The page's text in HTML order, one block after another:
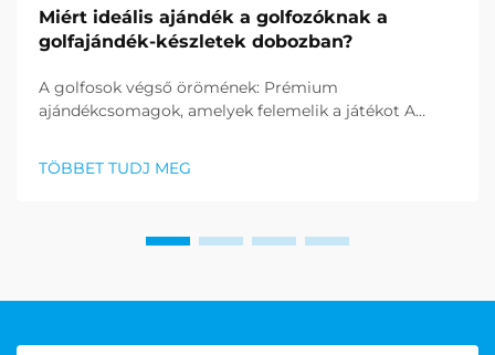
Miért ideális ajándék a golfozóknak a
golfajándék-készletek dobozban?
A golfosok végső örömének: Prémium
ajándékcsomagok, amelyek felemelik a játékot A
számára kihívást jelenthet, de a golf
ajándékcsomagok kiváló megoldásként emelkedtek
TÖBBET TUDJ MEG